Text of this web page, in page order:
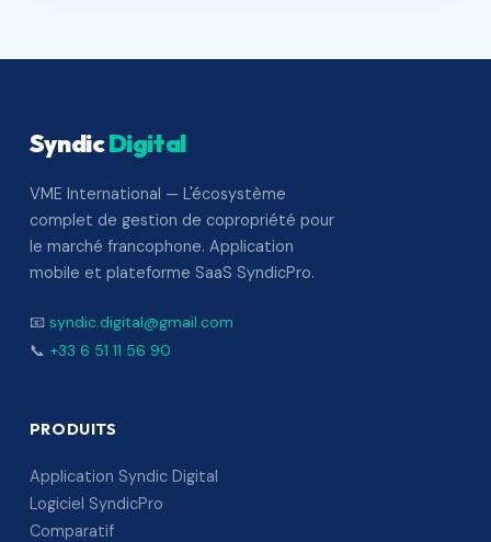
SyndicDigital
VME International — L'écosystème
complet de gestion de copropriété pour
le marché francophone. Application
mobile et plateforme SaaS SyndicPro.
📧 syndic.digital@gmail.com
📞 +33 6 51 11 56 90
PRODUITS
Application Syndic Digital
Logiciel SyndicPro
Comparatif